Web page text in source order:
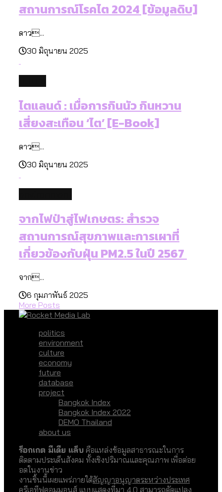
สถานการณ์โรคไต 2024 [ข้อมูลดิบ]
ดาว...
30 มิถุนายน 2025
ไตแลนด์ : เมื่อการกินนัว กินหวาน
เสี่ยงสะเทือน ‘ไต’ [E-Book]
ดาว...
30 มิถุนายน 2025
จากไฟป่าสู่ไฟเกษตร: สำรวจ
สถานการณ์สุขภาพและการเผาที่
เกี่ยวข้องกับฝุ่น PM2.5 ในปี 2567
จาก...
6 กุมภาพันธ์ 2025
More Posts
politics
environment
culture
economy
future
database
project
Bangkok Index
Bangkok Index 2022
DEMO Thailand
about us
ร็อกเกต มีเดีย แล็บ คือแหล่งข้อมูลสาธารณะในการ
ติดตามประเด็นสังคม ทั้งเชิงปริมาณและคุณภาพ เพื่อต่อย
อดในงานข่าว
งานชิ้นนี้เผยแพร่ภายใต้สัญญาอนุญาตระหว่างประเทศ
ครีเอทีฟคอมมอนส์ แบบแสดงที่มา 4.0 สามารถดัดแปลง